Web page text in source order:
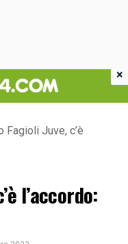
Fagioli Juve, c’è
l’accordo:
×